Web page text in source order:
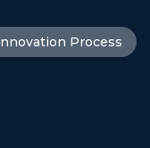
Process